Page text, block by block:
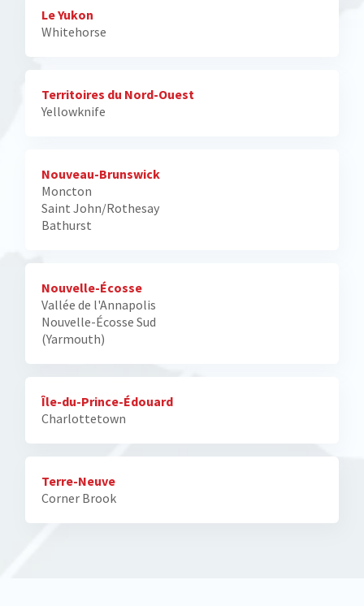
Le Yukon
Whitehorse
Territoires du Nord-Ouest
Yellowknife
Nouveau-Brunswick
Moncton
Saint John/Rothesay
Bathurst
Nouvelle-Écosse
Vallée de l'Annapolis
Nouvelle-Écosse Sud
(Yarmouth)
Île-du-Prince-Édouard
Charlottetown
Terre-Neuve
Corner Brook